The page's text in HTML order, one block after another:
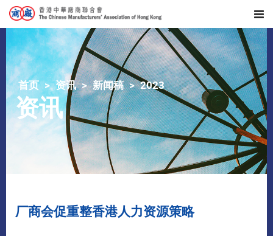
首页 资讯 新闻稿 2023
资讯
​厂商会促重整香港人力资源策略